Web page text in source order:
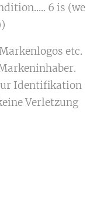
6 is (we
etc.
Identifikation
Verletzung